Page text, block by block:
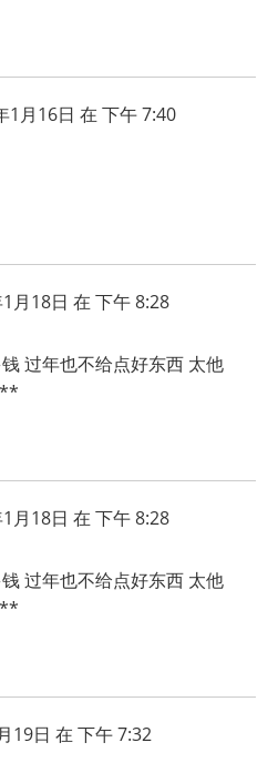
1月16日 在 下午 7:40
月18日 在 下午 8:28
过年也不给点好东西 太他
月18日 在 下午 8:28
过年也不给点好东西 太他
19日 在 下午 7:32